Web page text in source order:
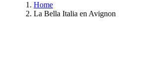
Home
La Bella Italia en Avignon